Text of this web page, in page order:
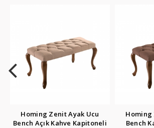
Ayak Ucu
Kahve Kapitoneli
Homing Zenit Ayak Ucu
Bench Kahve Kapitoneli